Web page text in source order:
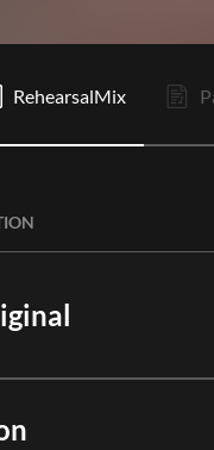
RehearsalMix